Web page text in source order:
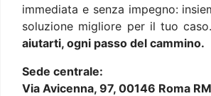
immediata e senza impegno:
soluzione migliore per il tuo caso.
aiutarti, ogni passo del cammino.
Sede centrale:
Via Avicenna, 97, 00146 Roma RM